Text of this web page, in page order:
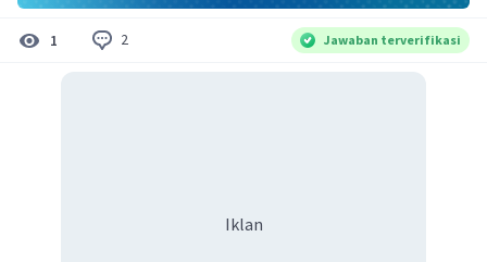
1 2 Jawaban terverifikasi
Iklan